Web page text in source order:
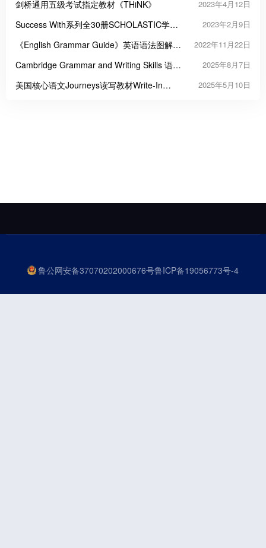
级
剑桥通用五级考试指定教材《THiNK》 2023年4月12日
Success With系列全30册SCHOLASTIC学乐
2023年2月9日
《English Grammar Guide》英语语法图解教
2022年11月22日
Cambridge Grammar and Writing Skills 语法
2025年8月7日
美国核心语文Journeys读写教材Write-In
2025年5月10日
鲁ICP备19056773号-4
鲁公网安备37070202000676号